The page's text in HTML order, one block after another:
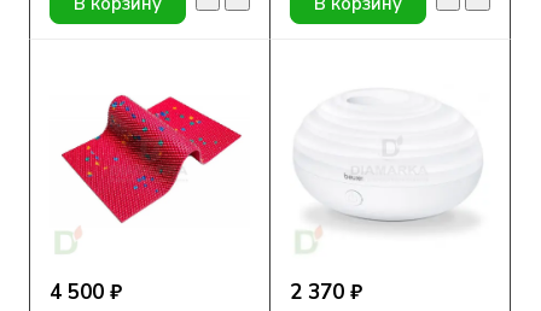
4 500 ₽ 2 370 ₽